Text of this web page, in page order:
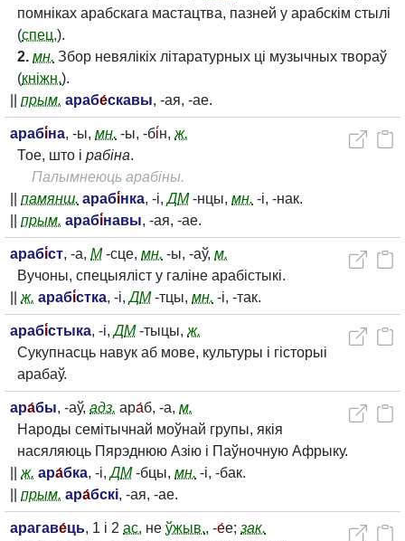
помніках арабскага мастацтва, пазней у арабскім стылі
(спец.).
2. мн. Збор невялікіх літаратурных ці музычных твораў
(кніжн.).
прым. арабе́скавы, -ая, -ае.
арабі́на, -ы, мн. -ы, -бі́н, ж.
Тое, што і рабіна.
Палымнеюць арабіны.
памянш. арабі́нка, -і,ДМ-нцы, мн. -і, -нак.
прым. арабі́навы, -ая, -ае.
арабі́ст, -а, М-сце, мн. -ы, -аў, м.
Вучоны, спецыяліст у галіне арабістыкі.
ж. арабі́стка, -і,ДМ-тцы, мн. -і, -так.
арабі́стыка, -і,ДМ-тыцы, ж.
Сукупнасць навук аб мове, культуры і гісторыі
арабаў.
ара́бы, -аў, адз. ара́б, -а, м.
Народы семітычнай моўнай групы, якія
насяляюць Пярэднюю Азію і Паўночную Афрыку.
ж. ара́бка, -і,ДМ-бцы, мн. -і, -бак.
прым. ара́бскі, -ая, -ае.
арагаве́ць, 1 і 2 ас. не ўжыв., -е́е; зак.